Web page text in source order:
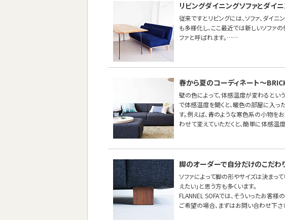
リビングダイニングソファとダイ
従来ですとリビングには、ソファ、ダイ
も多様化し、ここ最近では新しいソファ
ファと呼ばれます。……
春から夏のコーディネート〜
壁の色によって、体感温度が変わると
で体感温度を聞くと、暖色の部屋に入
す。例えば、青のような寒色系の小物を
わせて変えていただくと、簡単に体感
脚のオーダーで自分だけのこだわ
ソファによって脚の形やサイズは決まっ
えたい」と思う方も多くいます。
FLANNEL SOFAでは、そういったお客様
ご希望の場合、まずはお問い合わせ下